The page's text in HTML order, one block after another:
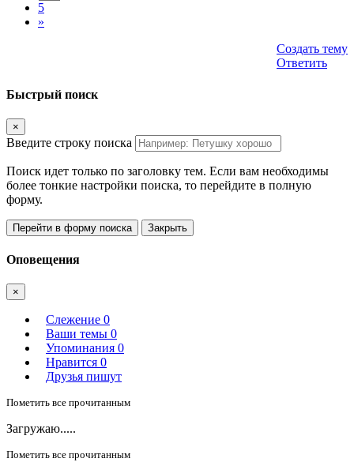
5
»
Создать тему
Ответить
Быстрый поиск
×
Введите строку поиска
Поиск идет только по заголовку тем. Если вам необходимы
более тонкие настройки поиска, то перейдите в полную
форму.
Перейти в форму поиска Закрыть
Оповещения
×
Слежение 0
Ваши темы 0
Упоминания 0
Нравится 0
Друзья пишут
Пометить все прочитанным
Загружаю.....
Пометить все прочитанным